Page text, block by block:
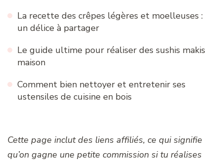
La recette des crêpes légères et moelleuses :
un délice à partager
Le guide ultime pour réaliser des sushis makis
maison
Comment bien nettoyer et entretenir ses
ustensiles de cuisine en bois
Cette page inclut des liens affiliés, ce qui signifie
qu’on gagne une petite commission si tu réalises